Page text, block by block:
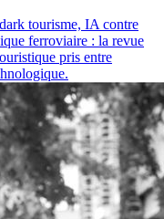
tourisme, IA contre
ferroviaire : la revue
pris entre